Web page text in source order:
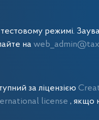
режимі.
на
за ліцензією
license , якщо